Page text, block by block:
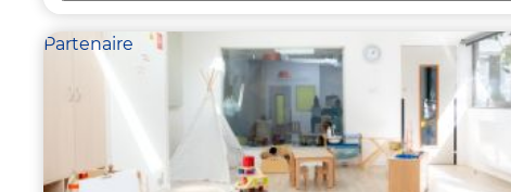
Partenaire